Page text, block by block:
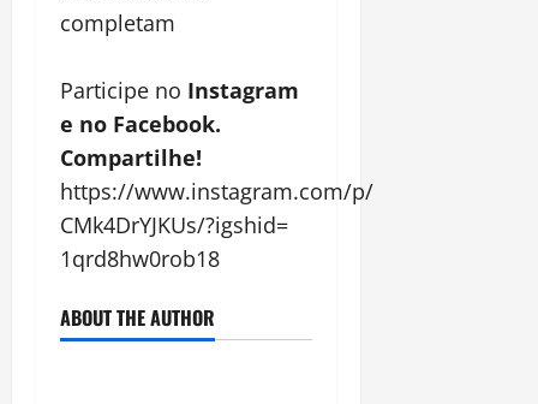
completam
Participe no Instagram
e no Facebook.
Compartilhe!
https://www.instagram.com/p/
CMk4DrYJKUs/?igshid=
1qrd8hw0rob18
ABOUT THE AUTHOR